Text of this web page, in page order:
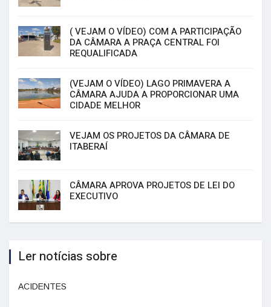
( VEJAM O VÍDEO) COM A PARTICIPAÇÃO
DA CÂMARA A PRAÇA CENTRAL FOI
REQUALIFICADA
(VEJAM O VÍDEO) LAGO PRIMAVERA A
CÂMARA AJUDA A PROPORCIONAR UMA
CIDADE MELHOR
VEJAM OS PROJETOS DA CÂMARA DE
ITABERAÍ
CÂMARA APROVA PROJETOS DE LEI DO
EXECUTIVO
Ler notícias sobre
ACIDENTES